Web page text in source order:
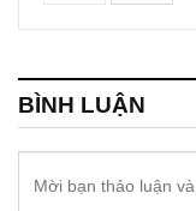
BÌNH LUẬN